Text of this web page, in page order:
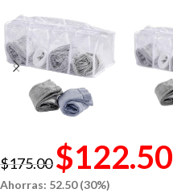
$175.00 $122.50
Ahorras: 52.50 (30%)